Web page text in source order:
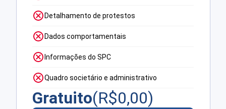
Detalhamento de protestos
Dados comportamentais
Informações do SPC
Quadro societário e administrativo
Gratuito(R$0,00)